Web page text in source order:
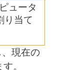
ュータ
り当て
現在の
。